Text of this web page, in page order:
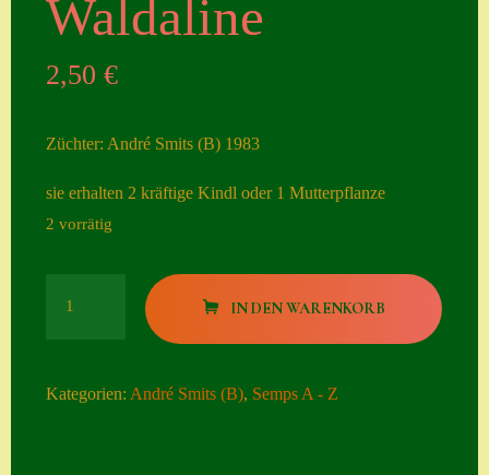
ngen
Datenschutzerklä
mit Semps
Waldaline
2,50€
Züchter: André Smits (B) 1983
sie erhalten 2 kräftige Kindl oder 1 Mutterpflanze
2 vorrätig
IN DEN WARENKORB
Kategorien:André Smits (B), Semps A - Z